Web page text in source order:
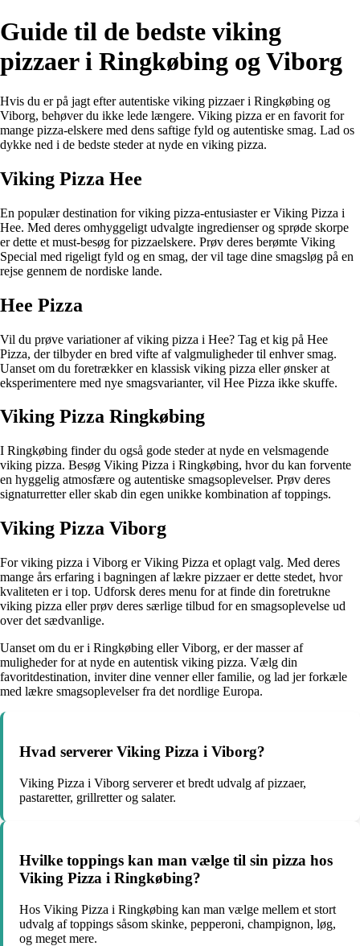
Guide til de bedste viking
pizzaer i Ringkøbing og Viborg
Hvis du er på jagt efter autentiske viking pizzaer i Ringkøbing og
Viborg, behøver du ikke lede længere. Viking pizza er en favorit for
mange pizza-elskere med dens saftige fyld og autentiske smag. Lad os
dykke ned i de bedste steder at nyde en viking pizza.
Viking Pizza Hee
En populær destination for viking pizza-entusiaster er Viking Pizza i
Hee. Med deres omhyggeligt udvalgte ingredienser og sprøde skorpe
er dette et must-besøg for pizzaelskere. Prøv deres berømte Viking
Special med rigeligt fyld og en smag, der vil tage dine smagsløg på en
rejse gennem de nordiske lande.
Hee Pizza
Vil du prøve variationer af viking pizza i Hee? Tag et kig på Hee
Pizza, der tilbyder en bred vifte af valgmuligheder til enhver smag.
Uanset om du foretrækker en klassisk viking pizza eller ønsker at
eksperimentere med nye smagsvarianter, vil Hee Pizza ikke skuffe.
Viking Pizza Ringkøbing
I Ringkøbing finder du også gode steder at nyde en velsmagende
viking pizza. Besøg Viking Pizza i Ringkøbing, hvor du kan forvente
en hyggelig atmosfære og autentiske smagsoplevelser. Prøv deres
signaturretter eller skab din egen unikke kombination af toppings.
Viking Pizza Viborg
For viking pizza i Viborg er Viking Pizza et oplagt valg. Med deres
mange års erfaring i bagningen af lækre pizzaer er dette stedet, hvor
kvaliteten er i top. Udforsk deres menu for at finde din foretrukne
viking pizza eller prøv deres særlige tilbud for en smagsoplevelse ud
over det sædvanlige.
Uanset om du er i Ringkøbing eller Viborg, er der masser af
muligheder for at nyde en autentisk viking pizza. Vælg din
favoritdestination, inviter dine venner eller familie, og lad jer forkæle
med lækre smagsoplevelser fra det nordlige Europa.
Hvad serverer Viking Pizza i Viborg?
Viking Pizza i Viborg serverer et bredt udvalg af pizzaer,
pastaretter, grillretter og salater.
Hvilke toppings kan man vælge til sin pizza hos
Viking Pizza i Ringkøbing?
Hos Viking Pizza i Ringkøbing kan man vælge mellem et stort
udvalg af toppings såsom skinke, pepperoni, champignon, løg,
og meget mere.